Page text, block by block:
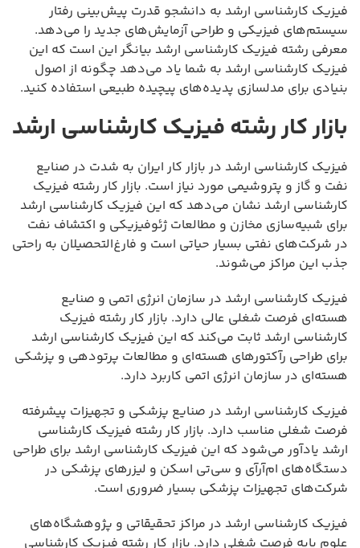
فیزیک کارشناسی ارشد به دانشجو قدرت پیش‌بینی رفتار
سیستم‌های فیزیکی و طراحی آزمایش‌های جدید را می‌دهد.
معرفی رشته فیزیک کارشناسی ارشد بیانگر این است که این
فیزیک کارشناسی ارشد به شما یاد می‌دهد چگونه از اصول
بنیادی برای مدلسازی پدیده‌های پیچیده طبیعی استفاده کنید.
بازار کار رشته فیزیک کارشناسی ارشد
فیزیک کارشناسی ارشد در بازار کار ایران به شدت در صنایع
نفت و گاز و پتروشیمی مورد نیاز است. بازار کار رشته فیزیک
کارشناسی ارشد نشان می‌دهد که این فیزیک کارشناسی ارشد
برای شبیه‌سازی مخازن و مطالعات ژئوفیزیکی و اکتشاف نفت
در شرکت‌های نفتی بسیار حیاتی است و فارغ‌التحصیلان به راحتی
جذب این مراکز می‌شوند.
فیزیک کارشناسی ارشد در سازمان انرژی اتمی و صنایع
هسته‌ای فرصت شغلی عالی دارد. بازار کار رشته فیزیک
کارشناسی ارشد ثابت می‌کند که این فیزیک کارشناسی ارشد
برای طراحی رآکتورهای هسته‌ای و مطالعات پرتودهی و پزشکی
هسته‌ای در سازمان انرژی اتمی کاربرد دارد.
فیزیک کارشناسی ارشد در صنایع پزشکی و تجهیزات پیشرفته
فرصت شغلی مناسب دارد. بازار کار رشته فیزیک کارشناسی
ارشد یادآور می‌شود که این فیزیک کارشناسی ارشد برای طراحی
دستگاه‌های ام‌آرآی و سی‌تی اسکن و لیزرهای پزشکی در
شرکت‌های تجهیزات پزشکی بسیار ضروری است.
فیزیک کارشناسی ارشد در مراکز تحقیقاتی و پژوهشگاه‌های
علوم پایه فرصت شغلی دارد. بازار کار رشته فیزیک کارشناسی